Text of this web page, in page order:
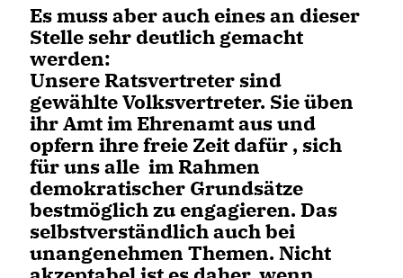
Es muss aber auch eines an dieser
Stelle sehr deutlich gemacht
werden:
Unsere Ratsvertreter sind
gewählte Volksvertreter. Sie üben
ihr Amt im Ehrenamt aus und
opfern ihre freie Zeit dafür , sich
für uns alle im Rahmen
demokratischer Grundsätze
bestmöglich zu engagieren. Das
selbstverständlich auch bei
unangenehmen Themen. Nicht